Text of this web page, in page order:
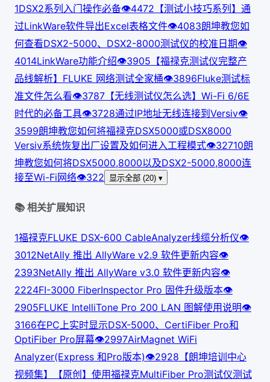
1DSX2系列入门操作必备👁4472 【测试小技巧系列】通
过LinkWare软件导出Excel表格文件👁4083朗坤教您如
何查看DSX2-5000、DSX2-8000测试仪的校准日期👁
4014LinkWare功能介绍👁3905 【福禄克测试仪完整产
品线解析】FLUKE 网络测试全家桶👁3896Fluke测试标
准文件怎么看👁3787 【无线测试仪怎么选】Wi-Fi 6/6E
时代的必备工具👁3728通过IP地址无线连接到Versiv👁
3599朗坤教您如何将福禄克DSX5000或DSX8000
Versiv系统恢复出厂设置及如何进入工程模式👁32710朗
坤教您如何将DSX5000,8000以及DSX2-5000,8000连
接至Wi-Fi网络👁322 显示全部 (20) ▾
📚 相关扩展知识
1福禄克FLUKE DSX-600 CableAnalyzer线缆分析仪👁
3012NetAlly 推出 AllyWare v2.9 软件更新内容👁
2393NetAlly 推出 AllyWare v3.0 软件更新内容👁
2224FI-3000 FiberInspector Pro 固件升级版本👁
2905FLUKE IntelliTone Pro 200 LAN 图解使用说明👁
3166在PC上实时显示DSX-5000、CertiFiber Pro和
OptiFiber Pro屏幕👁2997AirMagnet WiFi
Analyzer(Express 和Pro版本)👁2928 【朗坤培训中心
视频集】【原创】使用福禄克MultiFiber Pro测试仪测试